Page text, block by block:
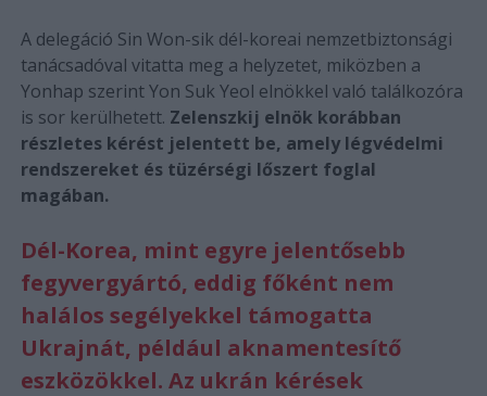
A delegáció Sin Won-sik dél-koreai nemzetbiztonsági
tanácsadóval vitatta meg a helyzetet, miközben a
Yonhap szerint Yon Suk Yeol elnökkel való találkozóra
is sor kerülhetett. Zelenszkij elnök korábban
részletes kérést jelentett be, amely légvédelmi
rendszereket és tüzérségi lőszert foglal
magában.
Dél-Korea, mint egyre jelentősebb
fegyvergyártó, eddig főként nem
halálos segélyekkel támogatta
Ukrajnát, például aknamentesítő
eszközökkel. Az ukrán kérések